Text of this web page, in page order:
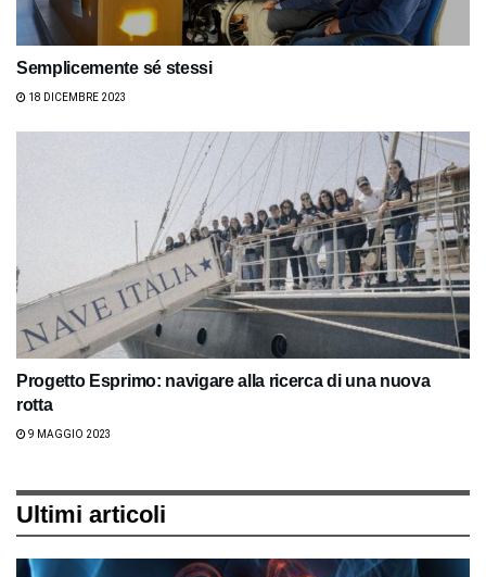
Semplicemente sé stessi
18 DICEMBRE 2023
Progetto Esprimo: navigare alla ricerca di una nuova
rotta
9 MAGGIO 2023
Ultimi articoli